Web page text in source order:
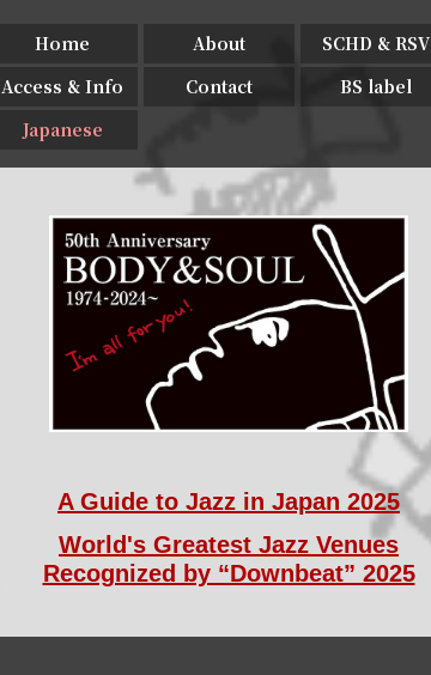
Home About SCHD & RSV
Access & Info
Contact BS label
Japanese
A Guide to Jazz in Japan 2025
World's Greatest Jazz Venues
Recognized by “Downbeat” 2025